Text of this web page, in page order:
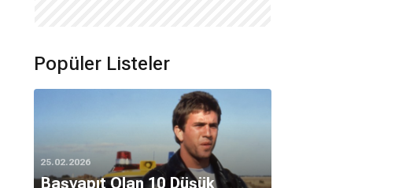
Popüler Listeler
25.02.2026
Başyapıt Olan 10 Düşük